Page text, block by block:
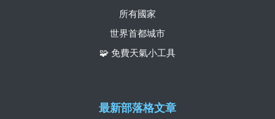
所有國家
世界首都城市
🧩 免費天氣小工具
最新部落格文章